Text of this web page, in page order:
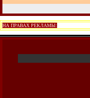
НА ПРАВАХ РЕКЛАМЫ: